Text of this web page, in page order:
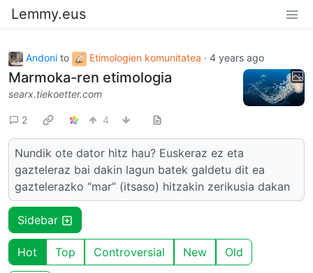
Lemmy.eus
Andoni to Etimologien komunitatea · 4 years ago
Marmoka-ren etimologia
searx.tiekoetter.com
2 4
Nundik ote dator hitz hau? Euskeraz ez eta
gazteleraz bai dakin lagun batek galdetu dit ea
gaztelerazko “mar” (itsaso) hitzakin zerikusia dakan
Sidebar
Hot Top Controversial New Old